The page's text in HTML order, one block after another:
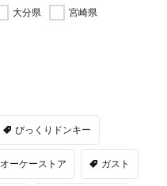
大分県
宮崎県
びっくりドンキー
オーケーストア ガスト